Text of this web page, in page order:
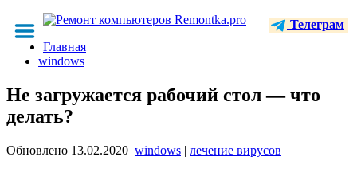
Телеграм
Главная
windows
Не загружается рабочий стол — что
делать?
Обновлено 13.02.2020 windows | лечение вирусов